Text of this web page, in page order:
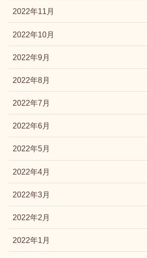
2022年11月
2022年10月
2022年9月
2022年8月
2022年7月
2022年6月
2022年5月
2022年4月
2022年3月
2022年2月
2022年1月